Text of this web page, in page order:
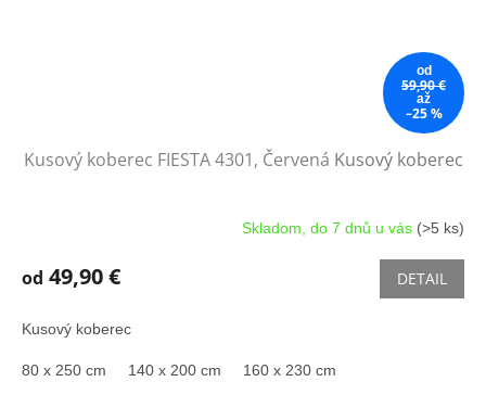
od
59,90 €
až
–25 %
Kusový koberec FIESTA 4301, Červená Kusový koberec
Skladom, do 7 dnů u vás (>5 ks)
od 49,90 € DETAIL
Kusový koberec
80 x 250 cm 140 x 200 cm 160 x 230 cm